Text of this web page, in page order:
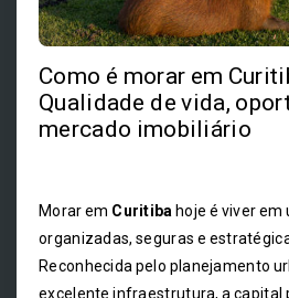
Como é morar em
Qualidade de vida,
mercado imobiliário
Morar em Curitiba hoje é viver em
organizadas, seguras e
Reconhecida pelo planejamento
excelente infraestrutura, a capital